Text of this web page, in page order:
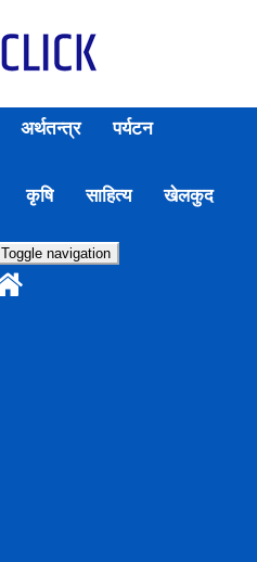
अर्थतन्त्र पर्यटन
कृषि साहित्य खेलकुद
Toggle navigation